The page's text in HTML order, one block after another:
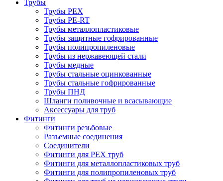
Трубы
Трубы PEX
Трубы PE-RT
Трубы металлопластиковые
Трубы защитные гофрированные
Трубы полипропиленовые
Трубы из нержавеющей стали
Трубы медные
Трубы стальные оцинкованные
Трубы стальные гофрированные
Трубы ПНД
Шланги поливочные и всасывающие
Аксессуары для труб
Фитинги
Фитинги резьбовые
Разъемные соединения
Соединители
Фитинги для PEX труб
Фитинги для металлопластиковых труб
Фитинги для полипропиленовых труб